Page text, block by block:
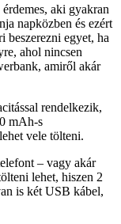
aki gyakran
napközben és ezért
beszerezni egyet, ha
ahol nincsen
amiről akár
rendelkezik,
mAh-s
vele tölteni.
– vagy akár
lehet, hiszen 2
is két USB kábel,